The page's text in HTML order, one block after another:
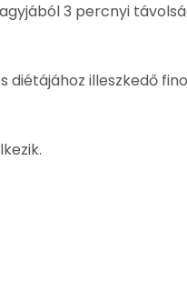
3 percnyi
illeszkedő